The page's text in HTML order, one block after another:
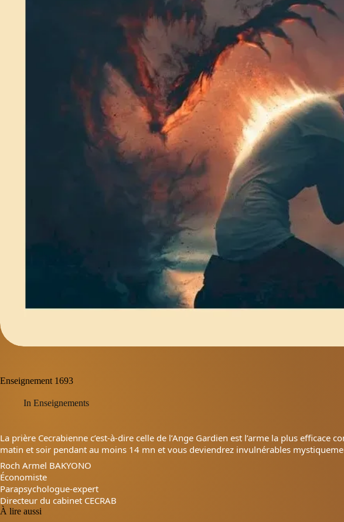
Enseignement 1693
In Enseignements
La prière Cecrabienne c’est-à-dire celle de l’Ange Gardien est l’arme la plus efficace
matin et soir pendant au moins 14 mn et vous deviendrez invulnérables
Roch Armel BAKYONO
Économiste
Parapsychologue-expert
Directeur du cabinet CECRAB
À lire aussi